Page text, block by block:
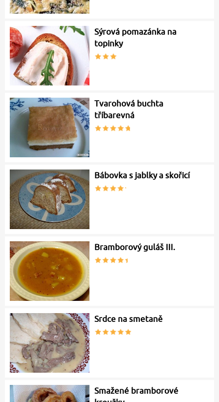
Sýrová pomazánka na
topinky
Tvarohová buchta
tříbarevná
Bábovka s jablky a skořicí
Bramborový guláš III.
Srdce na smetaně
Smažené bramborové